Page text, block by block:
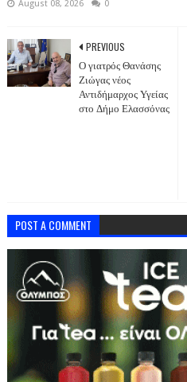
August 08, 2026 0
PREVIOUS
Ο γιατρός Θανάσης
Ζιώγας νέος
Αντιδήμαρχος Υγείας
στο Δήμο Ελασσόνας
POST A COMMENT